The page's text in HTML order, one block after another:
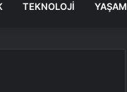
TEKNOLOJI YAŞAM